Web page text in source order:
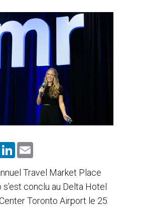
L
k
e
d
n
i
l
Travel Market Place
conclu au Delta Hotel
Toronto Airport le 25